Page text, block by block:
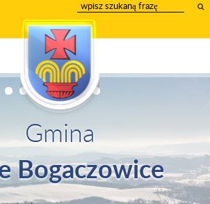
wpisz
szukany
tekst
Gmina
Bogaczowice